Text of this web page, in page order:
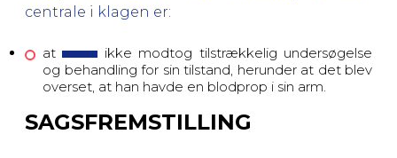
centrale i klagen er:
at ikke modtog tilstrækkelig undersøgelse
og behandling for sin tilstand, herunder at det blev
overset, at han havde en blodprop i sin arm.
SAGSFREMSTILLING